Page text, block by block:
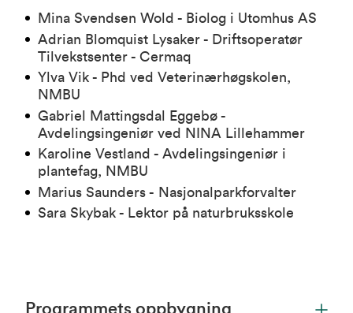
Mina Svendsen Wold - Biolog i Utomhus AS
Adrian Blomquist Lysaker - Driftsoperatør
Tilvekstsenter - Cermaq
Ylva Vik - Phd ved Veterinærhøgskolen,
NMBU
Gabriel Mattingsdal Eggebø -
Avdelingsingeniør ved NINA Lillehammer
Karoline Vestland - Avdelingsingeniør i
plantefag, NMBU
Marius Saunders - Nasjonalparkforvalter
Sara Skybak - Lektor på naturbruksskole
Programmets oppbygning